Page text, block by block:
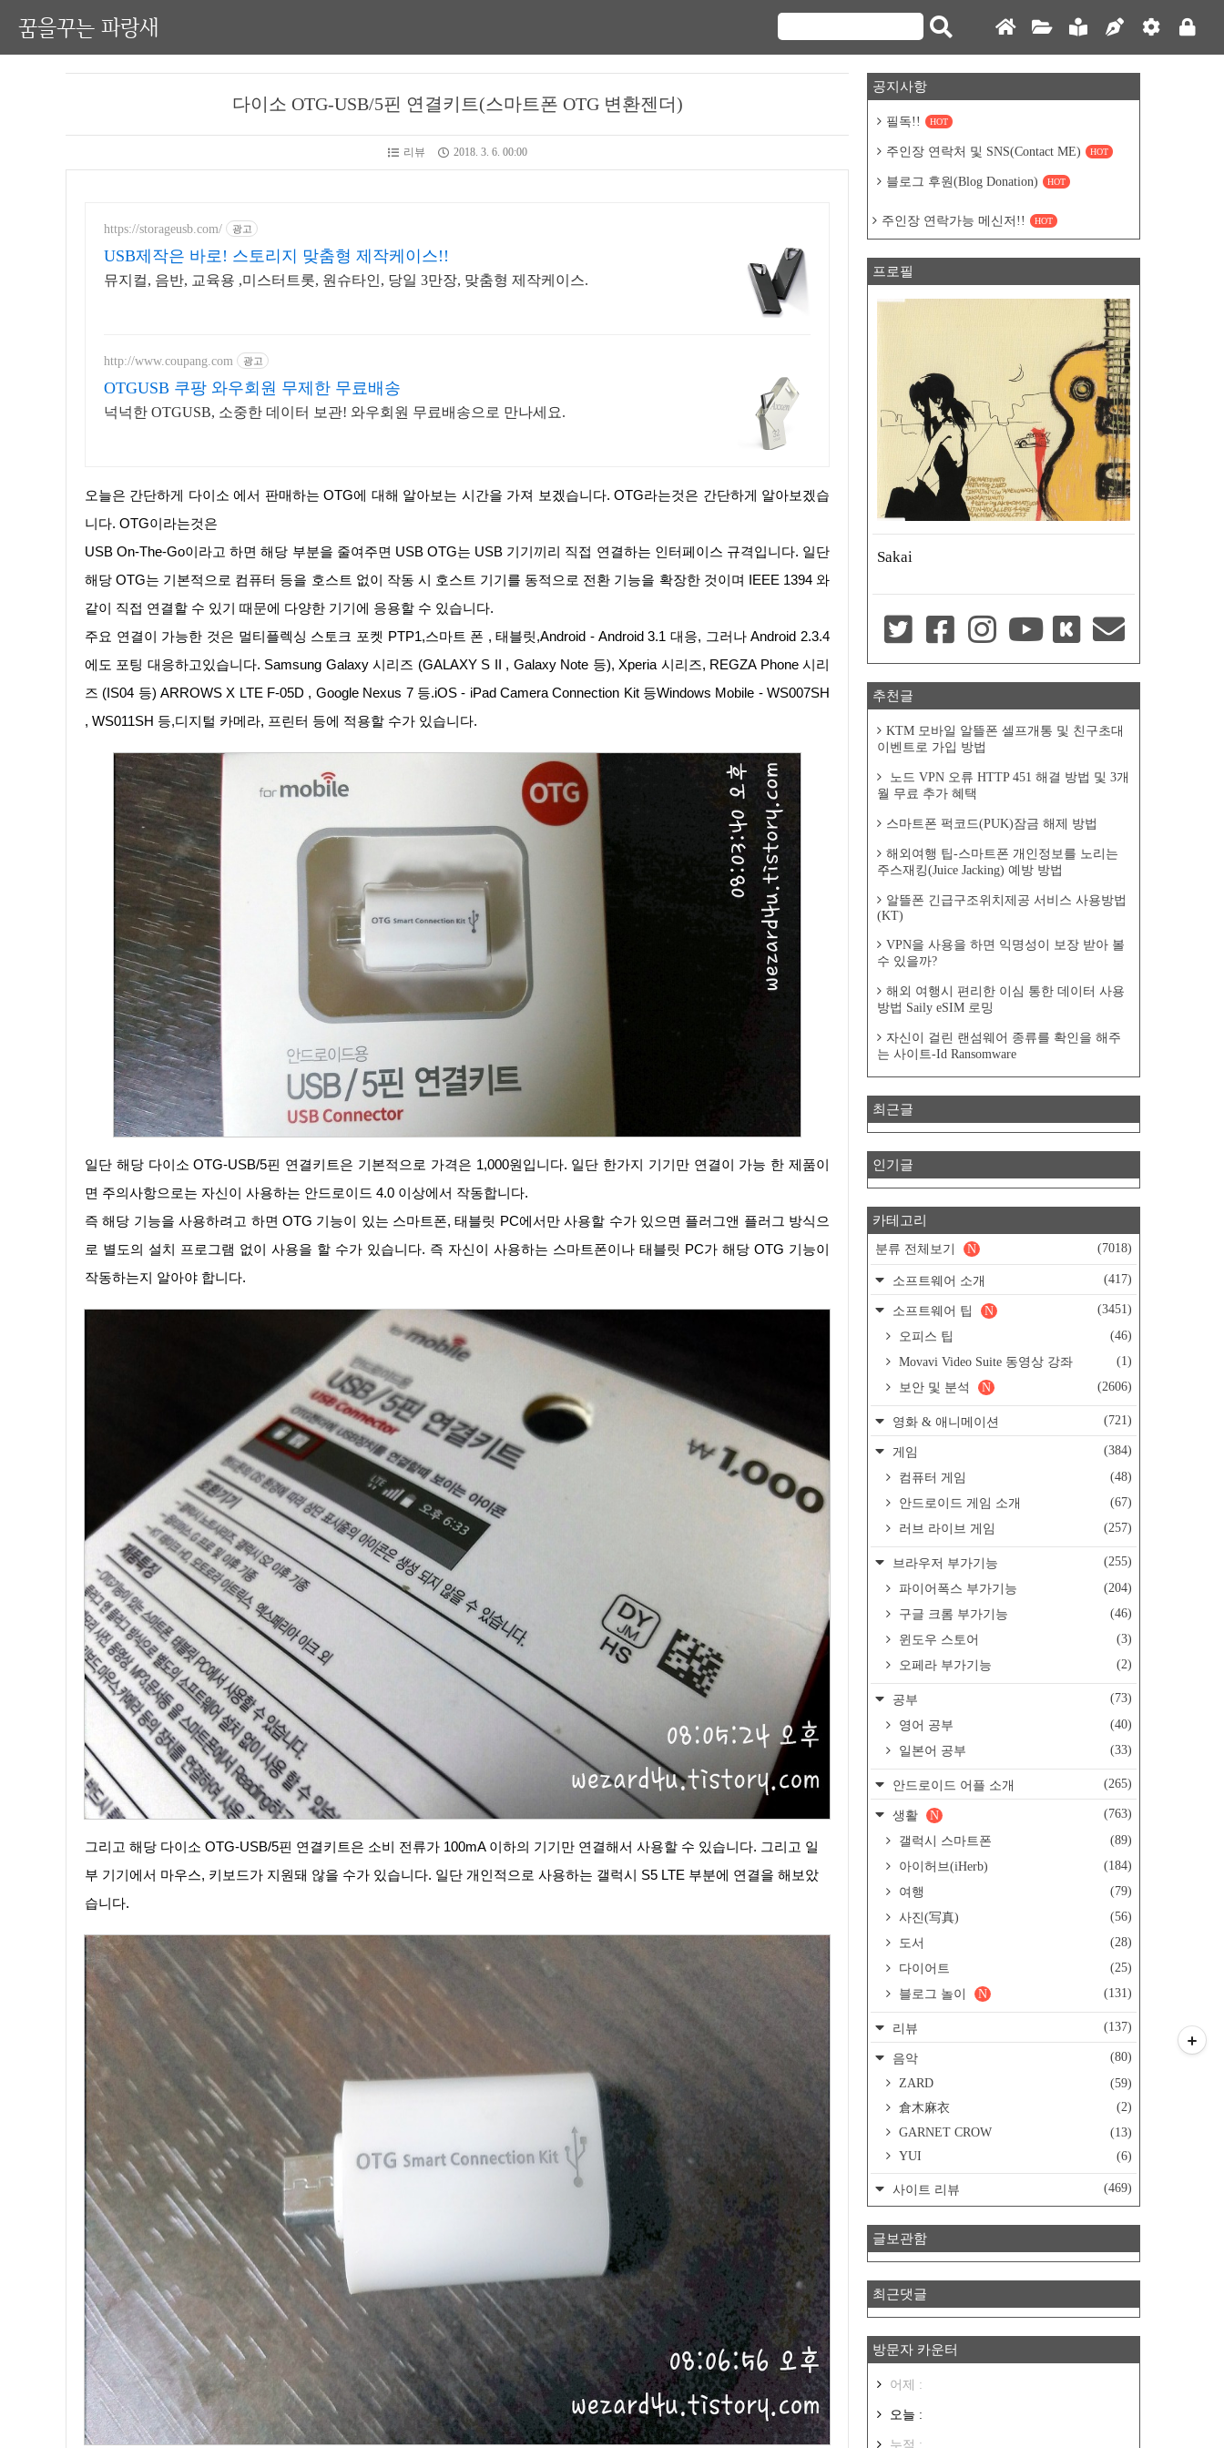
꿈을꾸는 파랑새
다이소 OTG-USB/5핀 연결키트(스마트폰 OTG 변환젠더)
리뷰 2018. 3. 6. 00:00
https://storageusb.com/ 광고
USB제작은 바로! 스토리지 맞춤형 제작케이스!!
뮤지컬, 음반, 교육용 ,미스터트롯, 원슈타인, 당일 3만장, 맞춤형 제작케이스.
http://www.coupang.com 광고
OTGUSB 쿠팡 와우회원 무제한 무료배송
넉넉한 OTGUSB, 소중한 데이터 보관! 와우회원 무료배송으로 만나세요.
오늘은 간단하게 다이소 에서 판매하는 OTG에 대해 알아보는 시간을 가져 보겠습니다. OTG라는것은 간단하게 알아보겠습
니다. OTG이라는것은
USB On-The-Go이라고 하면 해당 부분을 줄여주면 USB OTG는 USB 기기끼리 직접 연결하는 인터페이스 규격입니다. 일단
해당 OTG는 기본적으로 컴퓨터 등을 호스트 없이 작동 시 호스트 기기를 동적으로 전환 기능을 확장한 것이며 IEEE 1394 와
같이 직접 연결할 수 있기 때문에 다양한 기기에 응용할 수 있습니다.
주요 연결이 가능한 것은 멀티플렉싱 스토크 포켓 PTP1,스마트 폰 , 태블릿,Android - Android 3.1 대응, 그러나 Android 2.3.4
에도 포팅 대응하고있습니다. Samsung Galaxy 시리즈 (GALAXY S II , Galaxy Note 등), Xperia 시리즈, REGZA Phone 시리
즈 (IS04 등) ARROWS X LTE F-05D , Google Nexus 7 등.iOS - iPad Camera Connection Kit 등Windows Mobile - WS007SH
, WS011SH 등,디지털 카메라, 프린터 등에 적용할 수가 있습니다.
일단 해당 다이소 OTG-USB/5핀 연결키트은 기본적으로 가격은 1,000원입니다. 일단 한가지 기기만 연결이 가능 한 제품이
면 주의사항으로는 자신이 사용하는 안드로이드 4.0 이상에서 작동합니다.
즉 해당 기능을 사용하려고 하면 OTG 기능이 있는 스마트폰, 태블릿 PC에서만 사용할 수가 있으면 플러그앤 플러그 방식으
로 별도의 설치 프로그램 없이 사용을 할 수가 있습니다. 즉 자신이 사용하는 스마트폰이나 태블릿 PC가 해당 OTG 기능이
작동하는지 알아야 합니다.
그리고 해당 다이소 OTG-USB/5핀 연결키트은 소비 전류가 100mA 이하의 기기만 연결해서 사용할 수 있습니다. 그리고 일
부 기기에서 마우스, 키보드가 지원돼 않을 수가 있습니다. 일단 개인적으로 사용하는 갤럭시 S5 LTE 부분에 연결을 해보았
습니다.
공지사항
필독!! HOT
주인장 연락처 및 SNS(Contact ME) HOT
블로그 후원(Blog Donation) HOT
주인장 연락가능 메신저!! HOT
프로필
Sakai
추천글
KTM 모바일 알뜰폰 셀프개통 및 친구초대
이벤트로 가입 방법
노드 VPN 오류 HTTP 451 해결 방법 및 3개
월 무료 추가 혜택
스마트폰 퍽코드(PUK)잠금 해제 방법
해외여행 팁-스마트폰 개인정보를 노리는
주스재킹(Juice Jacking) 예방 방법
알뜰폰 긴급구조위치제공 서비스 사용방법
(KT)
VPN을 사용을 하면 익명성이 보장 받아 볼
수 있을까?
해외 여행시 편리한 이심 통한 데이터 사용
방법 Saily eSIM 로밍
자신이 걸린 랜섬웨어 종류를 확인을 해주
는 사이트-Id Ransomware
최근글
인기글
카테고리
분류 전체보기 (7018)
N
소프트웨어 소개 (417)
소프트웨어 팁 (3451)
N
오피스 팁
(46)
Movavi Video Suite 동영상 강좌
(1)
보안 및 분석
(2606)
N
영화 & 애니메이션 (721)
게임
(384)
컴퓨터 게임
(48)
안드로이드 게임 소개
(67)
러브 라이브 게임
(257)
브라우저 부가기능
(255)
파이어폭스 부가기능
(204)
구글 크롬 부가기능
(46)
윈도우 스토어
(3)
오페라 부가기능
(2)
공부
(73)
영어 공부
(40)
일본어 공부
(33)
안드로이드 어플 소개 (265)
생활 (763)
N
갤럭시 스마트폰
(89)
아이허브(iHerb)
(184)
여행
(79)
사진(写真)
(56)
도서
(28)
다이어트
(25)
블로그 놀이
(131)
N
리뷰 (137)
음악
(80)
ZARD
(59)
倉木麻衣
(2)
GARNET CROW
(13)
YUI
(6)
사이트 리뷰 (469)
글보관함
최근댓글
방문자 카운터
어제 :
오늘 :
누적 :